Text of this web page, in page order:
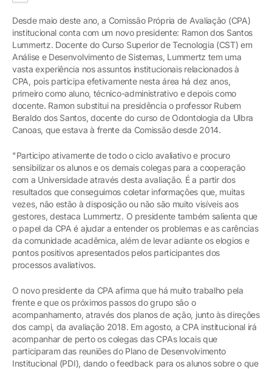
Desde maio deste ano, a Comissão Própria de Avaliação (CPA)
institucional conta com um novo presidente: Ramon dos Santos
Lummertz. Docente do Curso Superior de Tecnologia (CST) em
Análise e Desenvolvimento de Sistemas, Lummertz tem uma
vasta experiência nos assuntos institucionais relacionados à
CPA, pois participa efetivamente nesta área há dez anos,
primeiro como aluno, técnico-administrativo e depois como
docente. Ramon substitui na presidência o professor Rubem
Beraldo dos Santos, docente do curso de Odontologia da Ulbra
Canoas, que estava à frente da Comissão desde 2014.
"Participo ativamente de todo o ciclo avaliativo e procuro
sensibilizar os alunos e os demais colegas para a cooperação
com a Universidade através desta avaliação. É a partir dos
resultados que conseguimos coletar informações que, muitas
vezes, não estão à disposição ou não são muito visíveis aos
gestores, destaca Lummertz. O presidente também salienta que
o papel da CPA é ajudar a entender os problemas e as carências
da comunidade acadêmica, além de levar adiante os elogios e
pontos positivos apresentados pelos participantes dos
processos avaliativos.
O novo presidente da CPA afirma que há muito trabalho pela
frente e que os próximos passos do grupo são o
acompanhamento, através dos planos de ação, junto às direções
dos campi, da avaliação 2018. Em agosto, a CPA institucional irá
acompanhar de perto os colegas das CPAs locais que
participaram das reuniões do Plano de Desenvolvimento
Institucional (PDI), dando o feedback para os alunos sobre o que